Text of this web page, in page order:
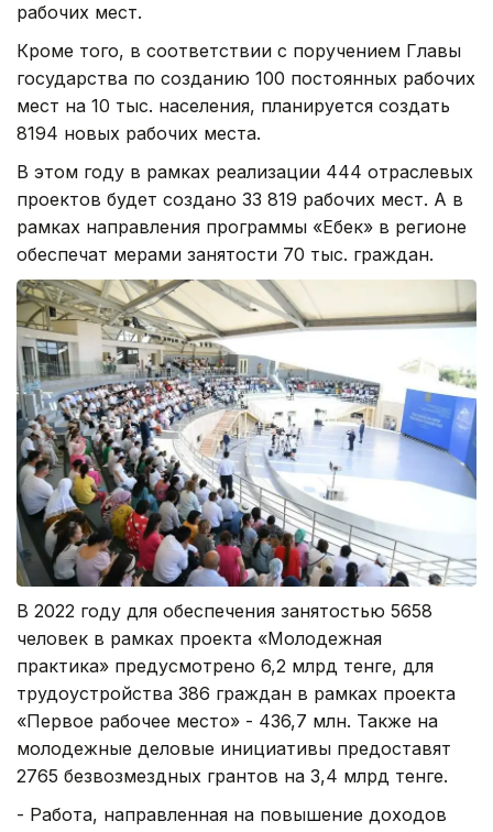
рабочих мест.
Кроме того, в соответствии с поручением Главы
государства по созданию 100 постоянных рабочих
мест на 10 тыс. населения, планируется создать
8194 новых рабочих места.
В этом году в рамках реализации 444 отраслевых
проектов будет создано 33 819 рабочих мест. А в
рамках направления программы «Еңбек» в регионе
обеспечат мерами занятости 70 тыс. граждан.
В 2022 году для обеспечения занятостью 5658
человек в рамках проекта «Молодежная
практика» предусмотрено 6,2 млрд тенге, для
трудоустройства 386 граждан в рамках проекта
«Первое рабочее место» - 436,7 млн. Также на
молодежные деловые инициативы предоставят
2765 безвозмездных грантов на 3,4 млрд тенге.
- Работа, направленная на повышение доходов